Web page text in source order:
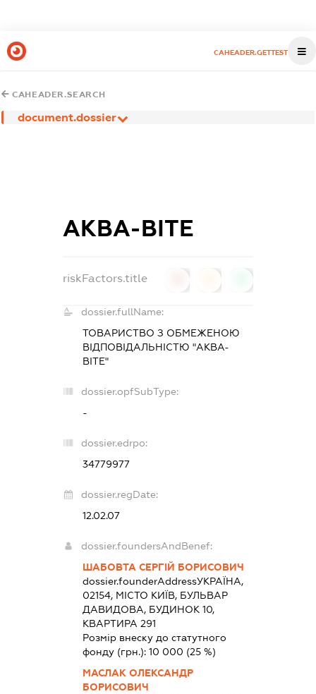
CAHEADER.GETTEST
CAHEADER.SEARCH
document.dossier
АКВА-ВІТЕ
riskFactors.title
dossier.fullName:
ТОВАРИСТВО З ОБМЕЖЕНОЮ
ВІДПОВІДАЛЬНІСТЮ "АКВА-
ВІТЕ"
dossier.opfSubType:
-
dossier.edrpo:
34779977
dossier.regDate:
12.02.07
dossier.foundersAndBenef:
ШАБОВТА СЕРГІЙ БОРИСОВИЧ
dossier.founderAddressУКРАЇНА,
02154, МІСТО КИЇВ, БУЛЬВАР
ДАВИДОВА, БУДИНОК 10,
КВАРТИРА 291
Розмір внеску до статутного
фонду (грн.): 10 000 (25 %)
МАСЛАК ОЛЕКСАНДР
БОРИСОВИЧ